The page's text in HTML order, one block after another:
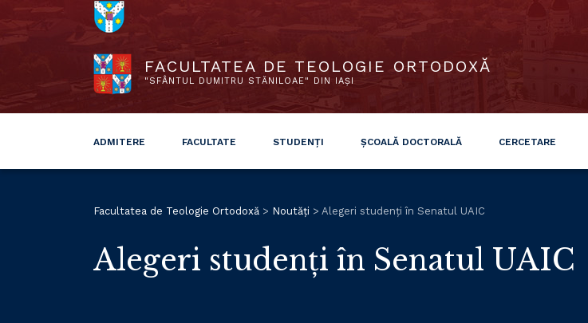
FACULTATEA DE TEOLOGIE ORTODOXĂ
"SFÂNTUL DUMITRU STĂNILOAE" DIN IAȘI
ADMITERE FACULTATE STUDENȚI ȘCOALĂ DOCTORALĂ CERCETARE
Facultatea de Teologie Ortodoxă > Noutăți > Alegeri studenți în Senatul UAIC
Alegeri studenți în Senatul UAIC